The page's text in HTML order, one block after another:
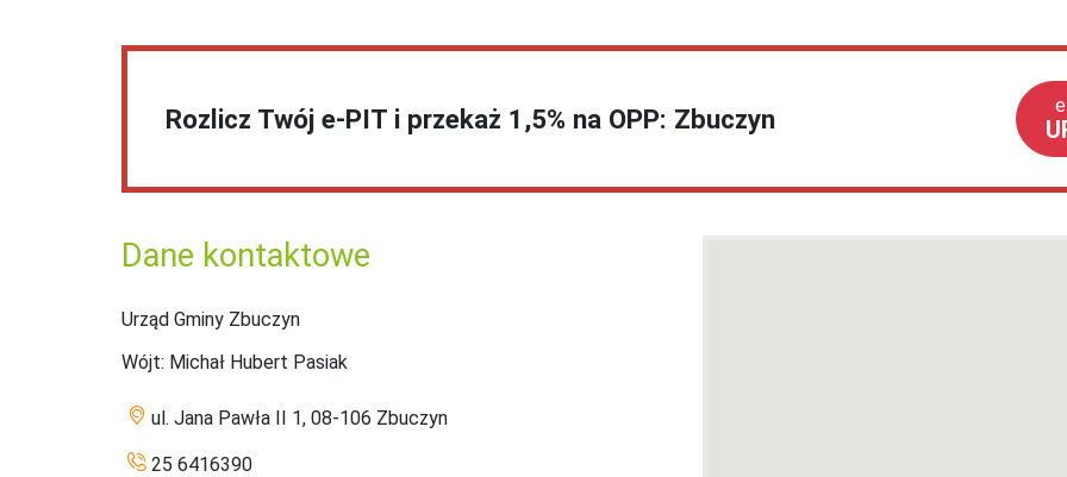
Rozlicz Twój e-PIT i przekaż 1,5% na OPP: Zbuczyn
Dane kontaktowe
Urząd Gminy Zbuczyn
Wójt: Michał Hubert Pasiak
ul. Jana Pawła II 1, 08-106 Zbuczyn
25 6416390